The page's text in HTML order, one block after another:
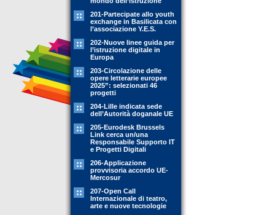
201-Partecipate allo youth
exchange in Basilicata con
l’associazione Y.E.S.
202-Nuove linee guida per
l’istruzione digitale in
Europa
203-Circolazione delle
opere letterarie europee
2025”: selezionati 46
progetti
204-Lille indicata sede
dell’Autorità doganale UE
205-Eurodesk Brussels
Link cerca un/una
Responsabile Supporto IT
e Progetti Digitali
206-Applicazione
provvisoria accordo UE-
Mercosur
207-Open Call
Internazionale di teatro,
arte e nuove tecnologie